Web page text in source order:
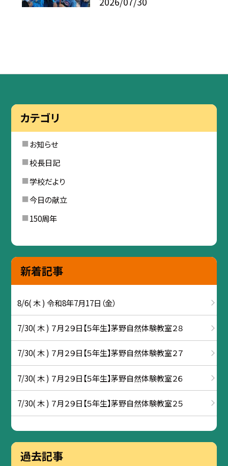
カテゴリ
お知らせ
校長日記
学校だより
今日の献立
150周年
新着記事
8/6( 木 ) 令和8年7月17日（金）
7/30( 木 ) ７月２９日【５年生】茅野自然体験教室２８
7/30( 木 ) ７月２９日【５年生】茅野自然体験教室２７
7/30( 木 ) ７月２９日【５年生】茅野自然体験教室２６
7/30( 木 ) ７月２９日【５年生】茅野自然体験教室２５
過去記事